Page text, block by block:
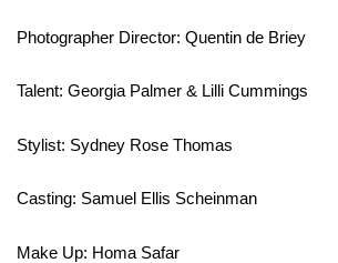
Photographer Director: Quentin de Briey
Talent: Georgia Palmer & Lilli Cummings
Stylist: Sydney Rose Thomas
Casting: Samuel Ellis Scheinman
Make Up: Homa Safar